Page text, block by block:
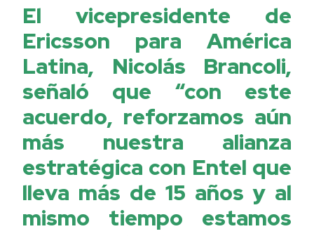
El vicepresidente de
Ericsson para América
Latina, Nicolás Brancoli,
señaló que “con este
acuerdo, reforzamos aún
más nuestra alianza
estratégica con Entel que
lleva más de 15 años y al
mismo tiempo estamos